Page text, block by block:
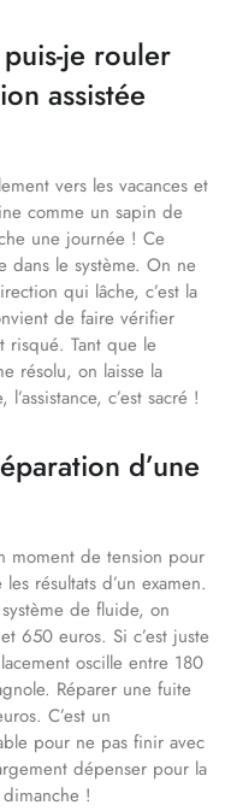
je rouler
assistée
vers les vacances et
comme un sapin de
une journée ! Ce
le système. On ne
qui lâche, c’est la
de faire vérifier
risqué. Tant que le
résolu, on laisse la
c’est sacré !
d’une
moment de tension pour
résultats d’un examen.
de fluide, on
650 euros. Si c’est juste
oscille entre 180
Réparer une fuite
C’est un
pour ne pas finir avec
dépenser pour la
!